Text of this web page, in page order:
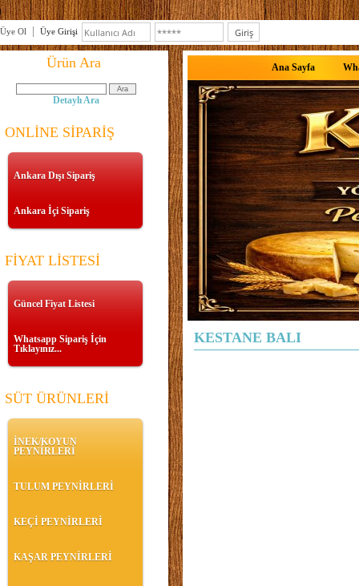
Üye Ol Üye Girişi
Ürün Ara
Detaylı Ara
ONLİNE SİPARİŞ
Ankara Dışı Sipariş
Ankara İçi Sipariş
FİYAT LİSTESİ
Güncel Fiyat Listesi
Whatsapp Sipariş İçin
Tıklayınız...
SÜT ÜRÜNLERİ
İNEK/KOYUN
PEYNİRLERİ
TULUM PEYNİRLERİ
KEÇİ PEYNİRLERİ
KAŞAR PEYNİRLERİ
Ana Sayfa
KESTANE BALI